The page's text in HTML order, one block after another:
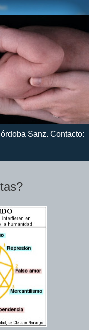
Sanz. Contacto: